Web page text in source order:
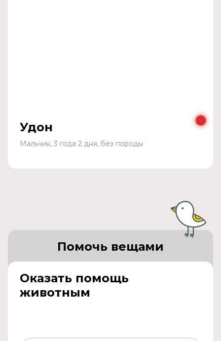
Удон
Мальчик, 3 года 2 дня, без породы
Оказать помощь
животным
Помочь вещами